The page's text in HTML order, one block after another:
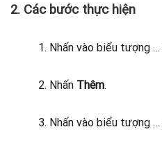
2. Các bước thực hiện
1. Nhấn vào biểu tượng …
2. Nhấn Thêm.
3. Nhấn vào biểu tượng …